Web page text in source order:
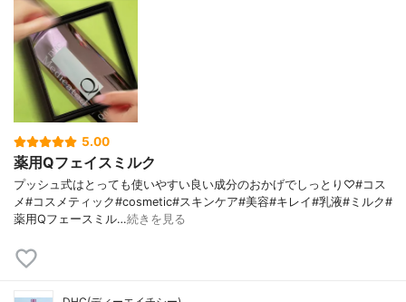
5.00
薬用Qフェイスミルク
プッシュ式はとっても使いやすい良い成分のおかげでしっとり♡#コス
メ#コスメティック#cosmetic#スキンケア#美容#キレイ#乳液#ミルク#
薬用Qフェースミル…続きを見る